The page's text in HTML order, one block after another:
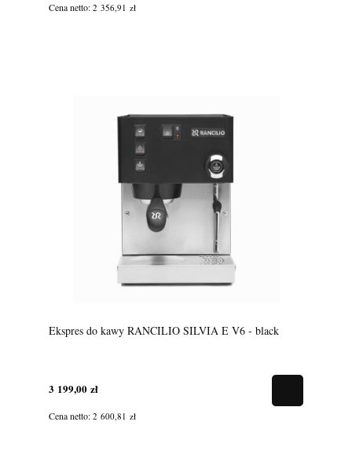
Cena netto: 2 356,91 zł
Ekspres do kawy RANCILIO SILVIA E V6 - black
3 199,00 zł
Cena netto: 2 600,81 zł